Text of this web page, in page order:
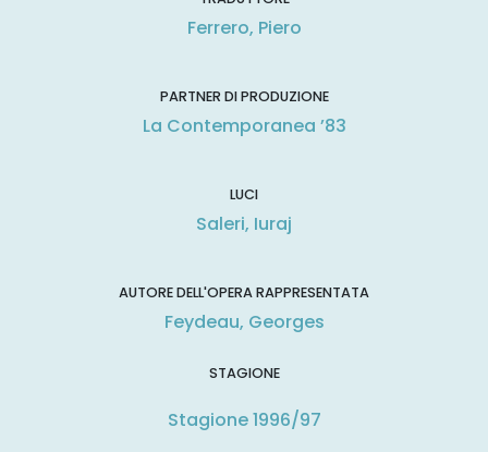
Ferrero, Piero
PARTNER DI PRODUZIONE
La Contemporanea ’83
LUCI
Saleri, Iuraj
AUTORE DELL'OPERA RAPPRESENTATA
Feydeau, Georges
STAGIONE
Stagione 1996/97